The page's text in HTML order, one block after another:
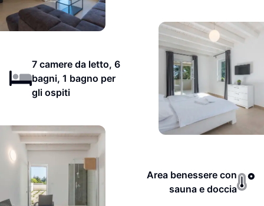
7 camere da letto, 6
bagni, 1 bagno per
gli ospiti
Area benessere con
sauna e doccia